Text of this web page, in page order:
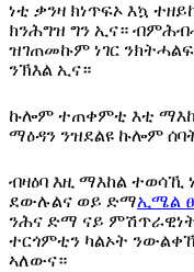
ነቲ ቃንዛ ክነጥፍኦ እኳ
ክንሕግዝ ግን ኢና።
ዝገጠመኩም ነገር
ንኽእል ኢና።
ኩሎም ተጠቀምቲ እቲ
ማዕዳን ንዝደልዩ ኩሎም
ብዛዕባ እዚ ማእከል ተወሳኺ
ደውሉልና ወይ ድማኢሜል
ንሕና ድማ ናይ
ተርጎምቲን ካልኦት
ኣለውና።